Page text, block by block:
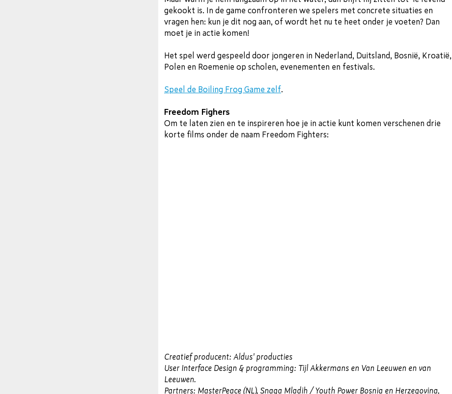
gekookt is. In de game confronteren we spelers met concrete situaties en
vragen hen: kun je dit nog aan, of wordt het nu te heet onder je voeten? Dan
moet je in actie komen!
Het spel werd gespeeld door jongeren in Nederland, Duitsland, Bosnië, Kroatië,
Polen en Roemenie op scholen, evenementen en festivals.
Speel de Boiling Frog Game zelf.
Freedom Fighers
Om te laten zien en te inspireren hoe je in actie kunt komen verschenen drie
korte films onder de naam Freedom Fighters:
Creatief producent: Aldus' producties
User Interface Design & programming: Tijl Akkermans en Van Leeuwen en van
Leeuwen.
Partners: MasterPeace (NL), Snaga Mladih / Youth Power Bosnia en Herzegovina,